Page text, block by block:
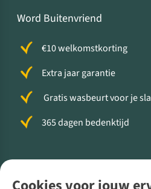
Word Buitenvriend
€10 welkomstkorting
Extra jaar garantie
Gratis wasbeurt voor je
365 dagen bedenktijd